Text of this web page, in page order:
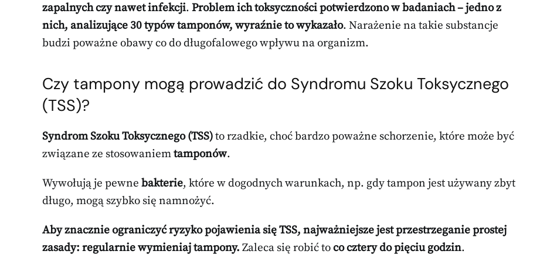
zapalnych czy nawet infekcji. Problem ich toksyczności potwierdzono w badaniach – jedno z
nich, analizujące 30 typów tamponów, wyraźnie to wykazało. Narażenie na takie substancje
budzi poważne obawy co do długofalowego wpływu na organizm.
Czy tampony mogą prowadzić do Syndromu Szoku Toksycznego
(TSS)?
Syndrom Szoku Toksycznego (TSS)to rzadkie, choć bardzo poważne schorzenie, które może być
związane ze stosowaniemtamponów.
Wywołują je pewne bakterie, które w dogodnych warunkach, np. gdy tampon jest używany zbyt
długo, mogą szybko się namnożyć.
Aby znacznie ograniczyć ryzyko pojawienia się TSS, najważniejsze jest przestrzeganie prostej
zasady: regularnie wymieniaj tampony. Zaleca się robić toco cztery do pięciu godzin.